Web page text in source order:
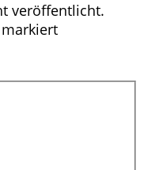
veröffentlicht.
markiert